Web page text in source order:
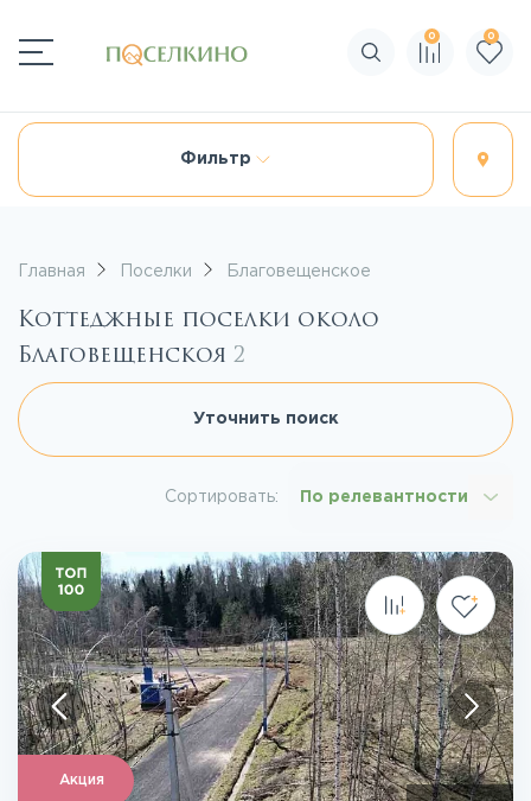
Поиск по сайту
0 0
Фильтр
Главная Поселки Благовещенское
Коттеджные поселки около
Благовещенскоя 2
Уточнить поиск
Сортировать: По релевантности
Акция